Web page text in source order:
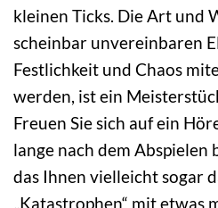
kleinen Ticks. Die Art und
scheinbar unvereinbaren
Festlichkeit und Chaos
werden, ist ein
Freuen Sie sich auf ein
lange nach dem Abspielen
das Ihnen vielleicht sogar
„Katastrophen“ mit etwas